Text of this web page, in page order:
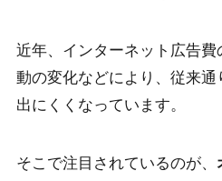
近年、インターネット広告
動の変化などにより、従来
出にくくなっています。
そこで注目されているのが、